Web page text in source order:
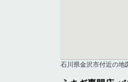
石川県金沢市付近の地